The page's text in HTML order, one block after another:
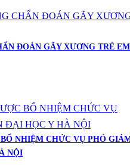
ĐOÁN GÃY XƯƠNG TRẺ EM
NHIỆM CHỨC VỤ PHÓ
NỘI